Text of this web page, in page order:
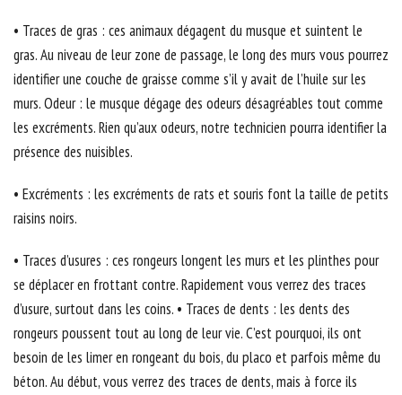
• Traces de gras : ces animaux dégagent du musque et suintent le
gras. Au niveau de leur zone de passage, le long des murs vous pourrez
identifier une couche de graisse comme s’il y avait de l’huile sur les
murs. Odeur : le musque dégage des odeurs désagréables tout comme
les excréments. Rien qu’aux odeurs, notre technicien pourra identifier la
présence des nuisibles.
• Excréments : les excréments de rats et souris font la taille de petits
raisins noirs.
• Traces d’usures : ces rongeurs longent les murs et les plinthes pour
se déplacer en frottant contre. Rapidement vous verrez des traces
d’usure, surtout dans les coins. • Traces de dents : les dents des
rongeurs poussent tout au long de leur vie. C’est pourquoi, ils ont
besoin de les limer en rongeant du bois, du placo et parfois même du
béton. Au début, vous verrez des traces de dents, mais à force ils